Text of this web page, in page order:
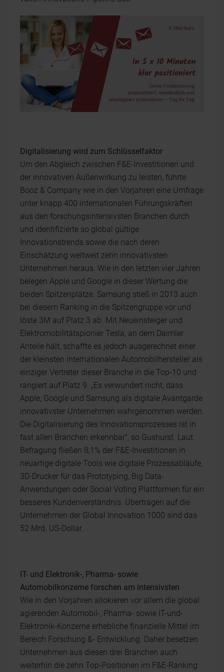
Digitalisierung wird zum Schlüsselfaktor
Um den Abgleich zwischen F&E-Investitionen und
der innovativen Außenwirkung zu leisten, führte
Booz & Company wie in den Vorjahren eine Umfrage
unter knapp 400 internationalen Führungskräften
aus den forschungsintensivsten Branchen durch
und identifizierte so global gültige
Innovationstrends sowie die nach deren
Einschätzung weltweit zehn innovativsten
Unternehmen heraus. Wie in den letzten vier Jahren
belegen Apple und Google in dieser Wertung die
beiden Spitzenplätze. Samsung stieß in 2013 auch
bei diesem Ranking in die Spitzengruppe vor und
löste 3M auf Platz 3 ab. Mit Neueinsteiger und
Elektromobilitätspionier Tesla, an dem Daimler
Anteile hält, schaffte es jedoch ausgerechnet einer
der kleinsten internationalen Automobilhersteller als
einziger Vertreter dieser Branche in die Top-10 und
rangiert auf Platz 9. „Es verwundert nicht, dass
Apple, Google und Samsung als digitale Avantgarde
innovativster Unternehmen wahrgenommen werden.
Die Digitalisierung des Innovationsprozesses ist in
fast allen Branchen erkennbar", so Gushurst. Laut
Befragung fließen 8,1% der F&E-Investitionen in
neuartige digitale Tools wie digitale Prozessabläufe,
3D-Drucker für das Prototyping, Big Data-
Anwendungen oder Social Voting Plattformen für ein
besseres Kundenverständnis. Übertragen auf die
Unternehmen der Global Innovation 1000 sind das
52 Mrd. US-Dollar.
IT- und Elektronik-, Pharma- sowie
Automobilkonzerne forschen am intensivsten
Wie in den Vorjahren allokieren vor allem die global
agierenden Automobil-, Pharma- sowie IT-und-
Elektronik-Konzerne erhebliche finanzielle Mittel im
Bereich Forschung &- Entwicklung. Daher besetzen
Unternehmen aus diesen drei Branchen auch
weiterhin die zehn Top-Positionen im F&E-Ranking: